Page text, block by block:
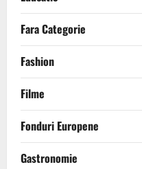
Fara Categorie
Fashion
Filme
Fonduri Europene
Gastronomie